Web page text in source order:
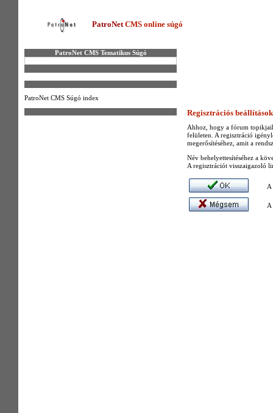
PatroNetCMS online súgó
PatroNet CMS Tematikus Súgó
PatroNet CMS Súgó index
Regisztrációs
Ahhoz, hogy a fórum
felületen. A regisztráció
megerősítéséhez, amit a
Név behelyettesítéséhez a
A regisztrációt visszaigazoló
A
A